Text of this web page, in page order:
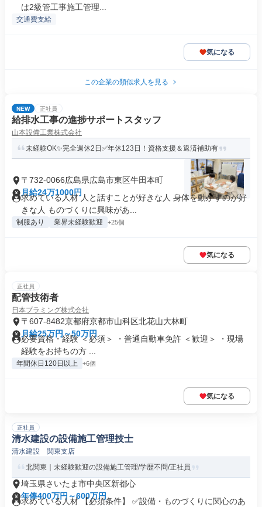
は2級管工事施工管理...
交通費支給
気になる
この企業の類似求人を見る
NEW 正社員
給排水工事の進捗サポートスタッフ
山本設備工業株式会社
未経験OK✨完全週休2日✅年休123日！資格支援＆返済補助有
〒732-0066広島県広島市東区牛田本町
月給24万1000円
求めている人材 人と話すことが好きな人 身体を動かすのが好
きな人 ものづくりに興味があ...
制服あり 業界未経験歓迎 +25個
気になる
正社員
配管技術者
日本プラミング株式会社
〒607-8482京都府京都市山科区北花山大林町
月給25万円～50万円
必要資格・経験 ＜必須＞ ・普通自動車免許 ＜歓迎＞ ・現場
経験をお持ちの方 ...
年間休日120日以上 +6個
気になる
正社員
清水建設の設備施工管理技士
清水建設 関東支店
北関東｜未経験歓迎の設備施工管理/学歴不問/正社員
埼玉県さいたま市中央区新都心
年俸400万円～600万円
求めている人材 【必須条件】 ✅設備・ものづくりに関心のあ